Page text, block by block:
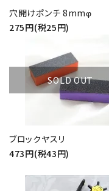
穴開けポンチ 8mmφ
275円(税25円)
SOLD OUT
ブロックヤスリ
473円(税43円)